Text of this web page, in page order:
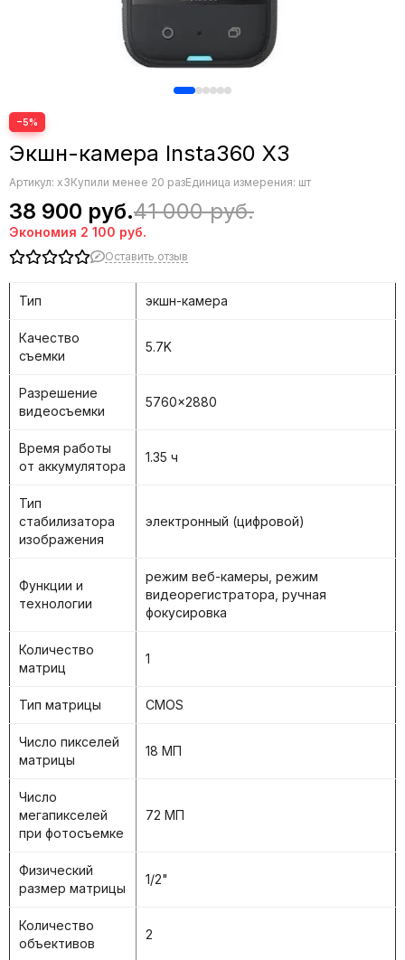
−5%
Экшн-камера Insta360 X3
Артикул: x3Купили менее 20 разЕдиница измерения: шт
38 900 руб.41 000 руб.
Экономия 2 100 руб.
Оставить отзыв
Тип экшн-камера
Качество
съемки
5.7K
Разрешение
видеосъемки
5760x2880
Время работы
от аккумулятора
1.35 ч
Тип
стабилизатора
изображения
электронный (цифровой)
Функции и
технологии
режим веб-камеры, режим
видеорегистратора, ручная
фокусировка
Количество
матриц
1
Тип матрицы CMOS
Число пикселей
матрицы
18 МП
Число
мегапикселей
при фотосъемке
72 МП
Физический
размер матрицы
1/2"
Количество
объективов
2